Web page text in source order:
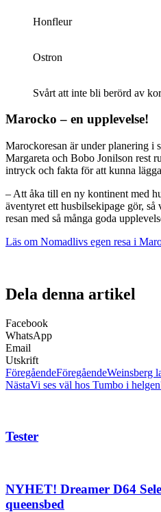
Honfleur
Ostron
Svårt att inte bli berörd av
Marocko – en upplevelse!
Marockoresan är under planering i
Margareta och Bobo Jonilson rest
intryck och fakta för att kunna
– Att åka till en ny kontinent med
äventyret ett husbilsekipage gör,
resan med så många goda
Läs om Nomadlivs egen resa i
Dela denna artikel
Facebook
WhatsApp
Email
Utskrift
FöregåendeFöregåendeWeinsberg
NästaVi ses väl hos Tumbo i
Tester
NYHET! Dreamer D64
queensbed